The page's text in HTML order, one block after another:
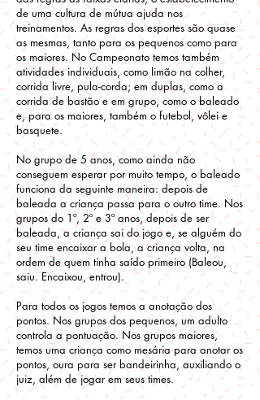
de uma cultura de mútua ajuda nos
treinamentos. As regras dos esportes são quase
as mesmas, tanto para os pequenos como para
os maiores. No Campeonato temos também
atividades individuais, como limão na colher,
corrida livre, pula-corda; em duplas, como a
corrida de bastão e em grupo, como o baleado
e, para os maiores, também o futebol, vôlei e
basquete.
No grupo de 5 anos, como ainda não
conseguem esperar por muito tempo, o baleado
funciona da seguinte maneira: depois de
baleada a criança passa para o outro time. Nos
grupos do 1º, 2º e 3º anos, depois de ser
baleada, a criança sai do jogo e, se alguém do
seu time encaixar a bola, a criança volta, na
ordem de quem tinha saído primeiro (Baleou,
saiu. Encaixou, entrou).
Para todos os jogos temos a anotação dos
pontos. Nos grupos dos pequenos, um adulto
controla a pontuação. Nos grupos maiores,
temos uma criança como mesária para anotar os
pontos, oura para ser bandeirinha, auxiliando o
juiz, além de jogar em seus times.